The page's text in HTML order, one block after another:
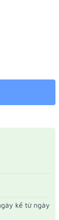
kể từ ngày